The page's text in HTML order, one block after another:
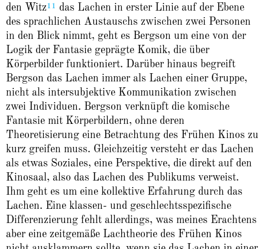
den Witz11 das Lachen in erster Linie auf der Ebene
des sprachlichen Austauschs zwischen zwei Personen
in den Blick nimmt, geht es Bergson um eine von der
Logik der Fantasie geprägte Komik, die über
Körperbilder funktioniert. Darüber hinaus begreift
Bergson das Lachen immer als Lachen einer Gruppe,
nicht als intersubjektive Kommunikation zwischen
zwei Individuen. Bergson verknüpft die komische
Fantasie mit Körperbildern, ohne deren
Theoretisierung eine Betrachtung des Frühen Kinos zu
kurz greifen muss. Gleichzeitig versteht er das Lachen
als etwas Soziales, eine Perspektive, die direkt auf den
Kinosaal, also das Lachen des Publikums verweist.
Ihm geht es um eine kollektive Erfahrung durch das
Lachen. Eine klassen- und geschlechtsspezifische
Differenzierung fehlt allerdings, was meines Erachtens
aber eine zeitgemäße Lachtheorie des Frühen Kinos